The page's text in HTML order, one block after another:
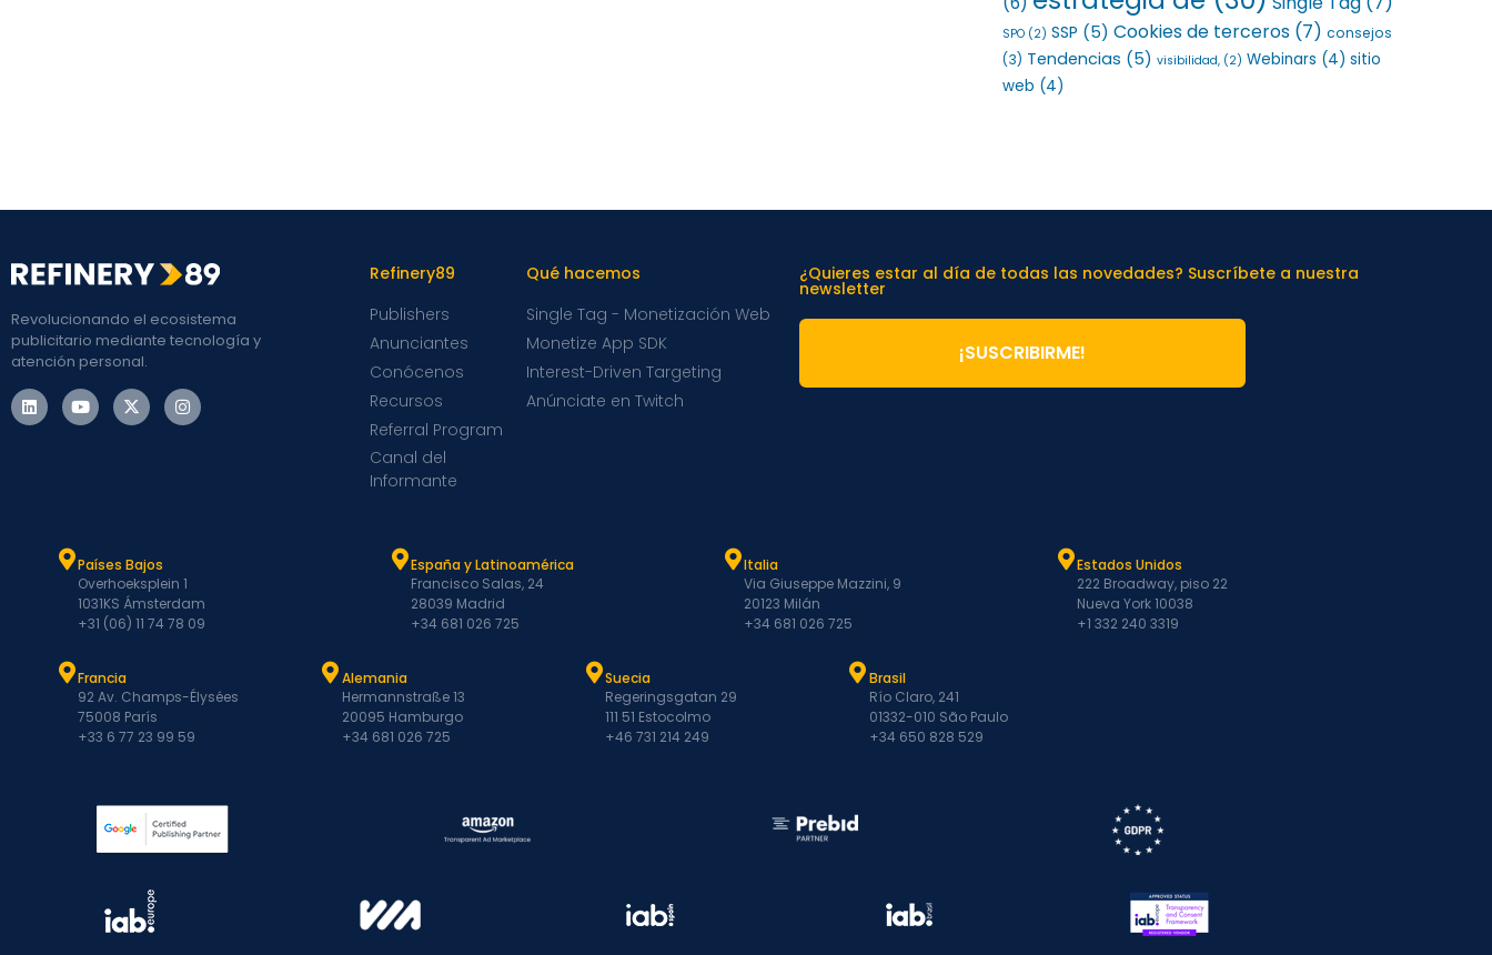
SPO (2) SSP (5) Cookies de terceros (7) consejos
(3) Tendencias (5) visibilidad, (2) Webinars (4) sitio
web (4)
Revolucionando el ecosistema
publicitario mediante tecnología y
atención personal.
Refinery89
Publishers
Anunciantes
Conócenos
Recursos
Referral Program
Canal del
Informante
Qué hacemos
Single Tag - Monetización Web
Monetize App SDK
Interest-Driven Targeting
Anúnciate en Twitch
¿Quieres estar al día de todas las novedades? Suscríbete a nuestra
newsletter
¡SUSCRIBIRME!
Países Bajos
Overhoeksplein 1
1031KS Ámsterdam
+31 (06) 11 74 78 09
España y Latinoamérica
Francisco Salas, 24
28039 Madrid
+34 681 026 725
Italia
Via Giuseppe Mazzini, 9
20123 Milán
+34 681 026 725
Estados Unidos
222 Broadway, piso 22
Nueva York 10038
+1 332 240 3319
Francia
92 Av. Champs-Élysées
75008 París
+33 6 77 23 99 59
Alemania
Hermannstraße 13
20095 Hamburgo
+34 681 026 725
Suecia
Regeringsgatan 29
111 51 Estocolmo
+46 731 214 249
Brasil
Río Claro, 241
01332-010 São Paulo
+34 650 828 529